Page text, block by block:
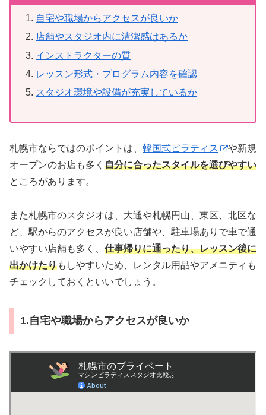
自宅や職場からアクセスが良いか
店舗やスタジオ内に清潔感はあるか
インストラクターの質
レッスン形式・プログラム内容を確認
スタジオ環境や設備が充実しているか
札幌市ならではのポイントは、 韓国式ピラティス
や新規
オープンのお店も多く 自分に合ったスタイルを選びやすい
ところがあります。
また札幌市のスタジオは、大通や札幌円山、東区、北区な
ど、駅からのアクセスが良い店舗や、駐車場ありで車で通
いやすい店舗も多く、 仕事帰りに通ったり、レッスン後に
出かけたりもしやすいため、レンタル用品やアメニティも
チェックしておくといいでしょう。
1.自宅や職場からアクセスが良いか